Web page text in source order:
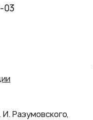
03
Разумовского,